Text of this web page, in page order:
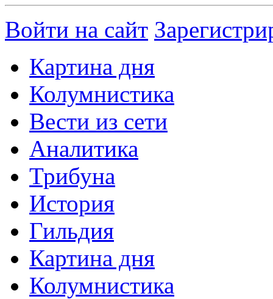
Войти на сайт
Картина дня
Колумнистика
Вести из сети
Аналитика
Трибуна
История
Гильдия
Картина дня
Колумнистика